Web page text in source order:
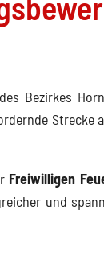
Bezirkes
Freiwilligen
und